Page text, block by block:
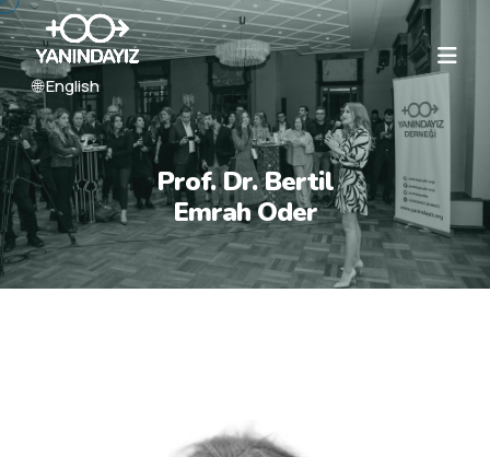
🌐 English
Prof. Dr. Bertil
Emrah Oder